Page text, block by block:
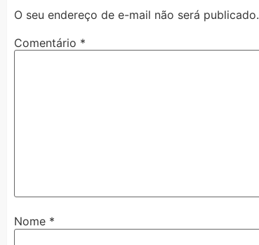
O seu endereço de e-mail não será publicado.
Comentário *
Nome *